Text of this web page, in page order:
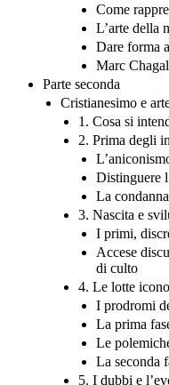
Come
L’arte della
Dare forma
Marc
Parte seconda
Cristianesimo e
1. Cosa si
2. Prima degli
Distinguere
La
3. Nascita e
I primi,
Accese
di culto
4. Le lotte
I prodromi
La prima
Le
La seconda
5. I dubbi e